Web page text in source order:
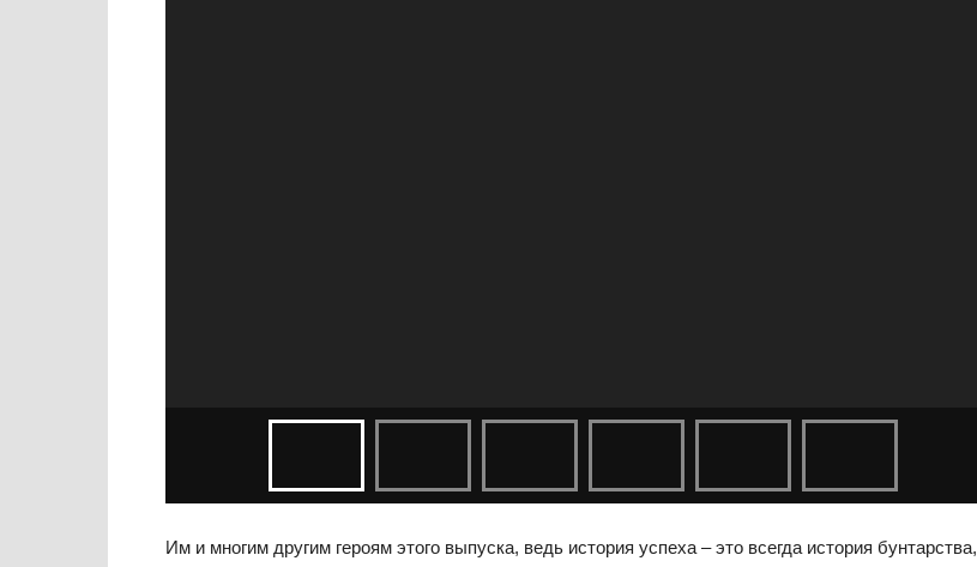
Им и многим другим героям этого выпуска, ведь история успеха – это всегда история бунтарства,